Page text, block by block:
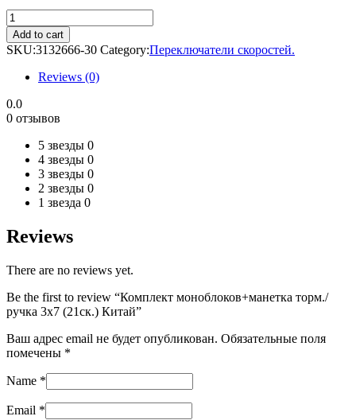
Комплект
моноблоков+манетка
торм./
ручка
(21ск.)
Китай
quantity
Add to cart
SKU:3132666-30 Category:Переключатели скоростей.
Reviews (0)
0.0
0 отзывов
5 звезды 0
4 звезды 0
3 звезды 0
2 звезды 0
1 звезда 0
Reviews
There are no reviews yet.
Be the first to review “Комплект моноблоков+манетка торм./
ручка 3х7 (21ск.) Китай”
Ваш адрес email не будет опубликован. Обязательные поля
помечены *
Name *
Email *